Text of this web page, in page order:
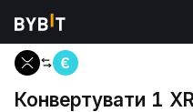
Головна
Конвертувати 1